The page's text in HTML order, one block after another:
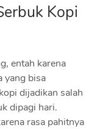
Kopi
entah karena
yang bisa
dijadikan salah
dipagi hari.
rasa pahitnya